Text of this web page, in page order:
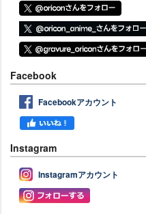
Facebook
Facebookアカウント
Instagram
Instagramアカウント